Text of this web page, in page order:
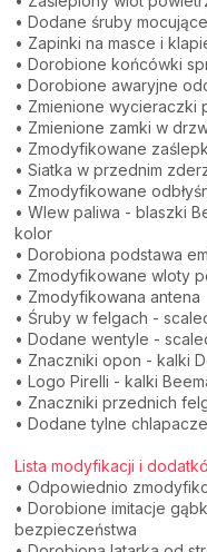
• Dodane śruby
• Zapinki na masce i
• Dorobione końcówki
• Dorobione awaryjne
• Zmienione wycieraczki
• Zmienione zamki w
• Zmodyfikowane
• Siatka w przednim
• Zmodyfikowane
• Wlew paliwa - blaszki
kolor
• Dorobiona podstawa
• Zmodyfikowane wloty
• Zmodyfikowana antena
• Śruby w felgach -
• Dodane wentyle -
• Znaczniki opon - kalki
• Logo Pirelli - kalki
• Znaczniki przednich
• Dodane tylne
Lista modyfikacji i
• Odpowiednio
• Dorobione imitacje
bezpieczeństwa